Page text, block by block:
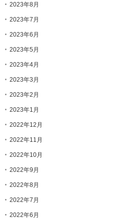
2023年8月
2023年7月
2023年6月
2023年5月
2023年4月
2023年3月
2023年2月
2023年1月
2022年12月
2022年11月
2022年10月
2022年9月
2022年8月
2022年7月
2022年6月